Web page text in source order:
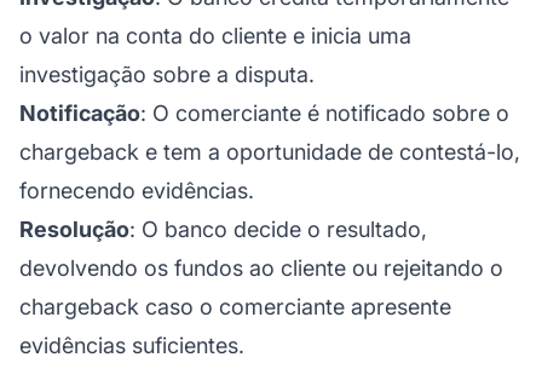
o valor na conta do cliente e inicia uma
investigação sobre a disputa.
Notificação: O comerciante é notificado sobre o
chargeback e tem a oportunidade de contestá-lo,
fornecendo evidências.
Resolução: O banco decide o resultado,
devolvendo os fundos ao cliente ou rejeitando o
chargeback caso o comerciante apresente
evidências suficientes.